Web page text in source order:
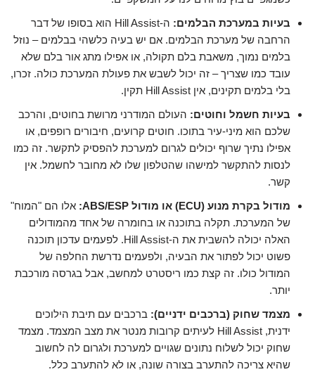
בעיות במערכת הבלמים:
ה-Hill Assist הוא בסופו של דבר
הרחבה של מערכת הבלמים. אם יש בעיה כלשהי בבלמים – נוזל
בלמים נמוך, משאבת בלם תקולה, או אפילו מתג אור בלם שלא
עובד כמו שצריך – זה יכול לשבש את פעולת המערכת כולה. זכרו,
בלי בלמים תקינים, אין Hill Assist תקין.
בעיות חשמל וחוטים: העולם המודרני מרושת בחוטים, והרכב
שלכם הוא מיני-עיר בתוכו. חוטים קרועים, חיבורים רופפים, או
אפילו נתיך שרוף יכולים לגרום למערכת להפסיק לתקשר. זה כמו
לנסות להתקשר למישהו שהטלפון שלו לא מחובר לחשמל. אין
קשר.
מודול בקרת מנוע (ECU) או מודול ABS/ESP:
אלו הם "המוח"
של המערכת. תקלה בתוכנה או בחומרה של אחד מהמודולים
האלה יכולה להשבית את ה-Hill Assist. לפעמים עדכון תוכנה
פשוט יכול לפתור את הבעיה, ולפעמים נדרשת החלפה של
המודול כולו. זה קצת כמו ריסטרט למחשב, אבל בגרסה מורכבת
יותר.
מצמד שחוק (ברכבים ידניים): ברכבים עם תיבת הילוכים
ידנית, Hill Assist לעיתים קרובות מנטר את מצב המצמד. מצמד
שחוק יכול לשלוח נתונים שגויים למערכת ולגרום לה לחשוב
שהיא צריכה להתערב בצורה שונה, או לא להתערב כלל.